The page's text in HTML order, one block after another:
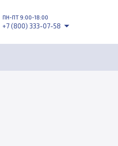
ПН-ПТ 9:00-18:00
+7 (800) 333-07-58